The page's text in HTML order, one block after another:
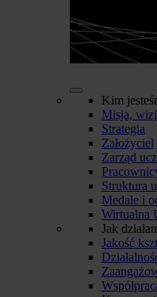
Kim
Misja,
Strategia
Założyciel
Zarząd
Struktura
Medale i
Wirtualna
Jak
Jakość